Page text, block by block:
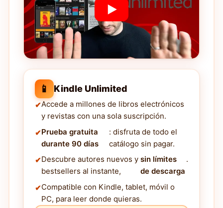
📱 Kindle Unlimited
Accede a millones de libros electrónicos
y revistas con una sola suscripción.
Prueba gratuita
durante 90 días
: disfruta de todo el
catálogo sin pagar.
Descubre autores nuevos y
bestsellers al instante,
sin límites
de descarga
.
Compatible con Kindle, tablet, móvil o
PC, para leer donde quieras.